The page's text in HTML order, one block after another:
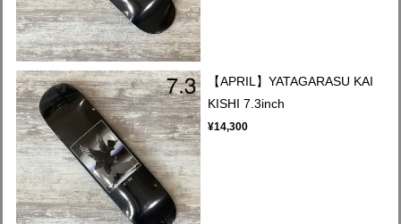
【APRIL】YATAGARASU KAI
KISHI 7.3inch
¥14,300